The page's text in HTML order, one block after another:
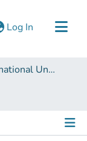
Log In (current)
Caucasus International University